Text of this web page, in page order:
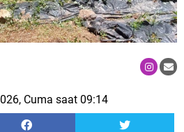
Cuma saat 09:14